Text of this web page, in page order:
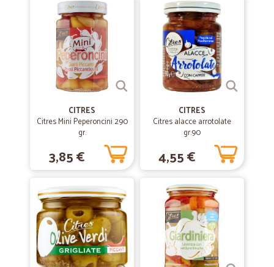
spedizione con BRT ottima e tracciabile. Grazie per tutto questo!
—Vanessa C.
eccellente,come prodotti,come…
eccellente,come prodotti,come imballaggio e come
tempistiche!!consigliatissimi
Ottimo servizio.
Ottimo servizio.
—Emma elizabeth B.
un azienda seria
un azienda seria, professionale e veloce
CITRES
Citres Mini Peperoncini 290
gr.
3,85 €
CITRES
Citres alacce arrotolate
gr.90
4,55 €